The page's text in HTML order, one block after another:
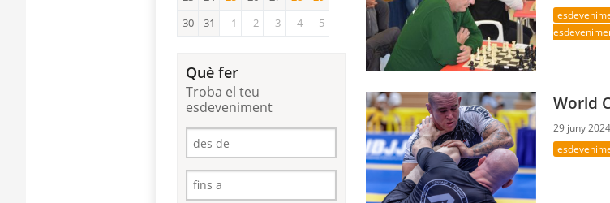
30 31 1 2 3 4 5
Què fer
Troba el teu
esdeveniment
World
29 juny